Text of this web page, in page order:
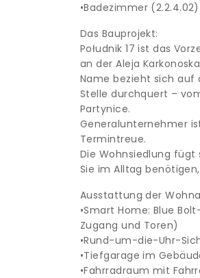
•Badezimmer
Das Bauprojekt:
Południk 17 ist das
an der Aleja
Name bezieht sich auf
Stelle durchquert –
Partynice.
Generalunternehmer
Termintreue.
Die Wohnsiedlung fügt
Sie im Alltag
Ausstattung der
•Smart Home: Blue
Zugang und Toren)
•Rund-um-die-Uhr-
•Tiefgarage im
•Fahrradraum mit